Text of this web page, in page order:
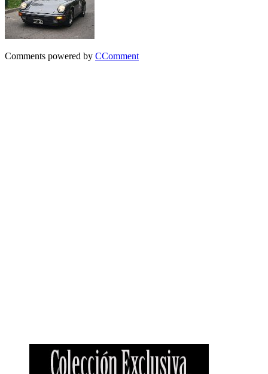
Comments powered by CComment